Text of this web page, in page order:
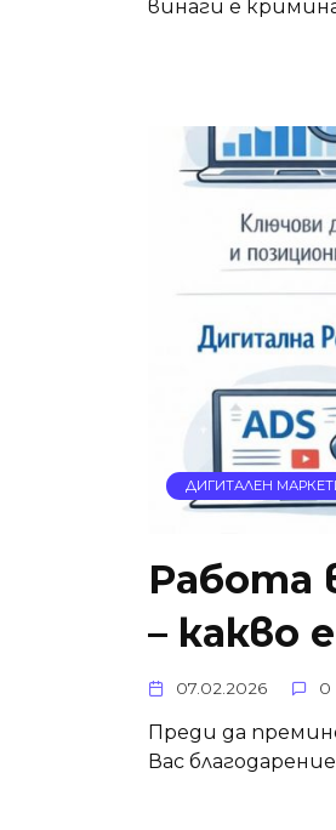
винаги е
ДИГИТАЛЕН
Работа
– какво
07.02.2026 0
Преди да
Вас